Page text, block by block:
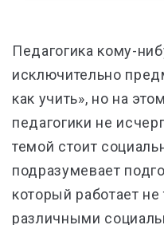
Педагогика кому-
исключительно
как учить», но на
педагогики не
темой стоит
подразумевает
который работает
различными